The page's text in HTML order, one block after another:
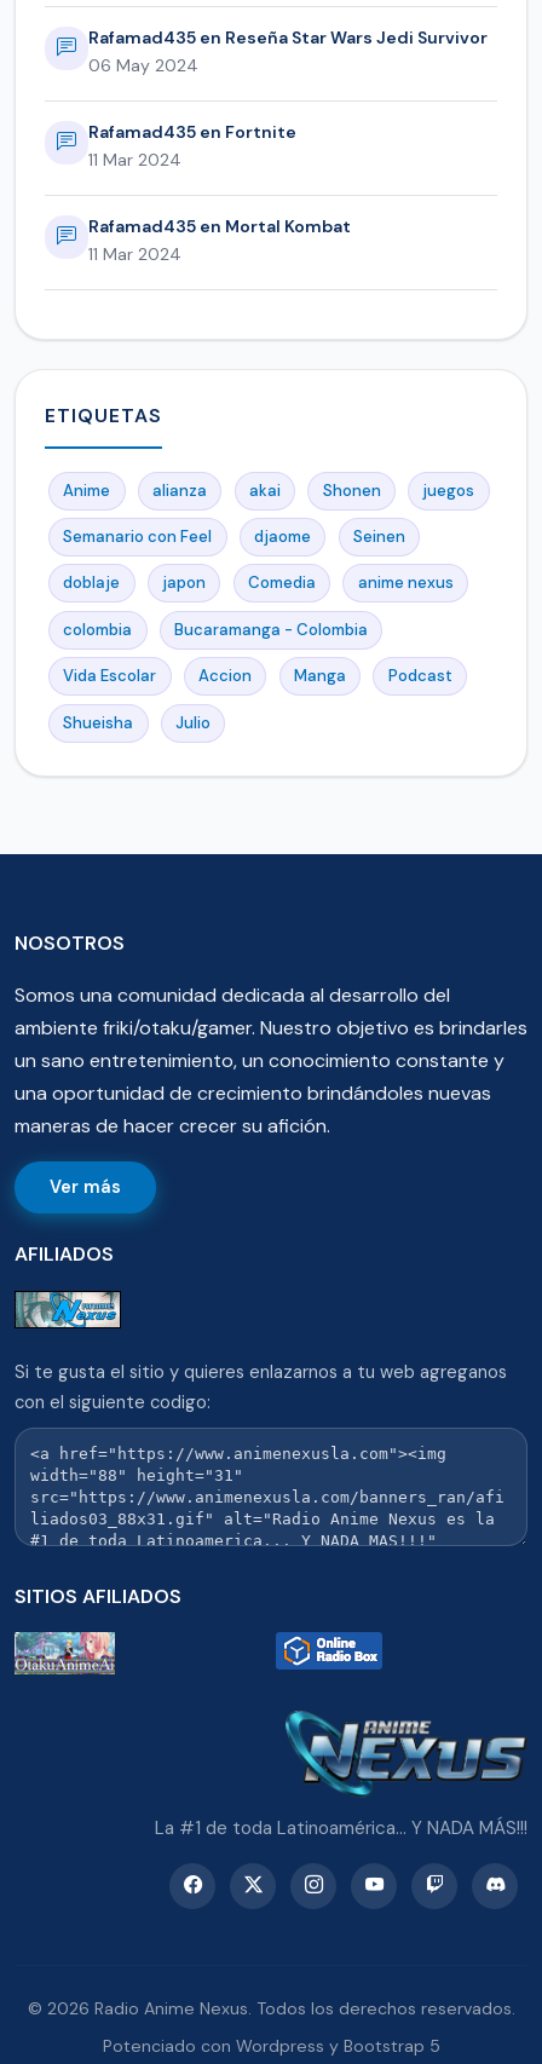
Rafamad435 en Reseña Star Wars Jedi Survivor
06 May 2024
Rafamad435 en Fortnite
11 Mar 2024
Rafamad435 en Mortal Kombat
11 Mar 2024
ETIQUETAS
Anime alianza akai Shonen juegos
Semanario con Feel djaome Seinen
doblaje japon Comedia anime nexus
colombia Bucaramanga - Colombia
Vida Escolar Accion Manga Podcast
Shueisha Julio
NOSOTROS
Somos una comunidad dedicada al desarrollo del
ambiente friki/otaku/gamer. Nuestro objetivo es brindarles
un sano entretenimiento, un conocimiento constante y
una oportunidad de crecimiento brindándoles nuevas
maneras de hacer crecer su afición.
Ver más
AFILIADOS
Si te gusta el sitio y quieres enlazarnos a tu web agreganos
con el siguiente codigo:
SITIOS AFILIADOS
La #1 de toda Latinoamérica... Y NADA MÁS!!!
© 2026 Radio Anime Nexus. Todos los derechos reservados.
Potenciado con Wordpress y Bootstrap 5